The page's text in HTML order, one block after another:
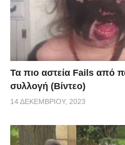
Τα πιο αστεία Fails από
συλλογή (Βίντεο)
14 ΔΕΚΕΜΒΡΊΟΥ, 2023